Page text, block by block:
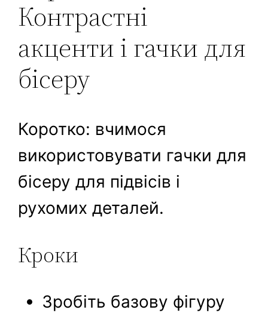
Контрастні
акценти і гачки для
бісеру
Коротко: вчимося
використовувати гачки для
бісеру для підвісів і
рухомих деталей.
Кроки
Зробіть базову фігуру